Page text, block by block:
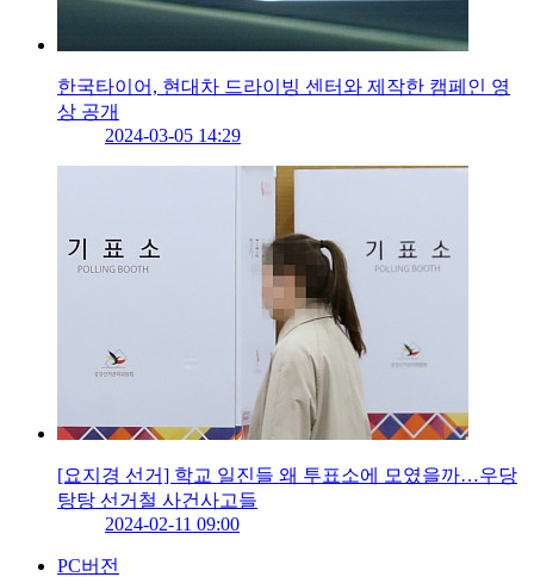
한국타이어, 현대차 드라이빙 센터와 제작한 캠페인 영
상 공개
2024-03-05 14:29
[요지경 선거] 학교 일진들 왜 투표소에 모였을까…우당
탕탕 선거철 사건사고들
2024-02-11 09:00
PC버전